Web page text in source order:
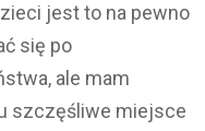
jest to na pewno
się po
ale mam
szczęśliwe miejsce